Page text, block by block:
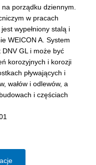
porządku dziennym.
w pracach
wypełniony stalą i
WEICON A. System
GL i może być
korozyjnych i korozji
pływających i
wałów i odlewów, a
i częściach